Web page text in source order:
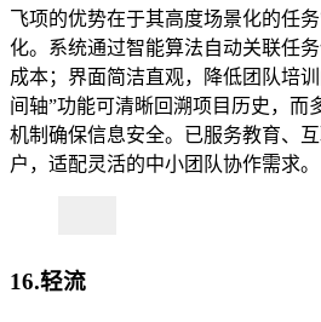
飞项的优势在于其高度场景化的任
化。系统通过智能算法自动关联任
成本；界面简洁直观，降低团队培
间轴”功能可清晰回溯项目历史，而
机制确保信息安全。已服务教育、
户，适配灵活的中小团队协作需求。
16.轻流